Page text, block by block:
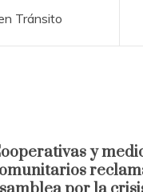
Tránsito
y